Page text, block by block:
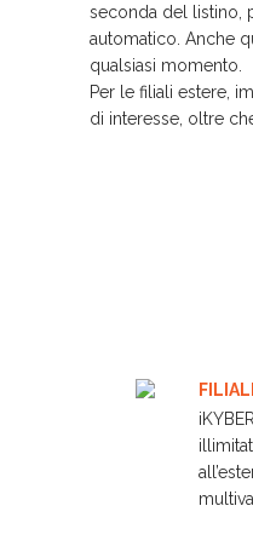
seconda del listino,
automatico. Anche
qualsiasi momento.
Per le filiali estere,
di interesse, oltre
FILIALI